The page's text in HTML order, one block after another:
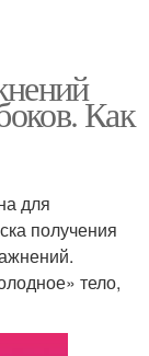
Как
для
получения
тело,